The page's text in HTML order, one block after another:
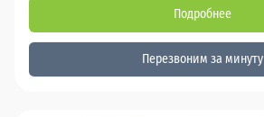
Подробнее
Перезвоним за минуту